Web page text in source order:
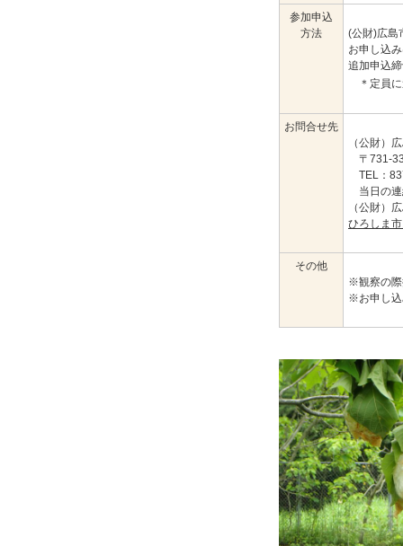
参加申込
方法
(公財)広島
お申し込
追加申込
＊定員に
お問合せ先
（公財）
〒731-
TEL：
当日の
（公財）
ひろしま
その他
※観察の際
※お申し込